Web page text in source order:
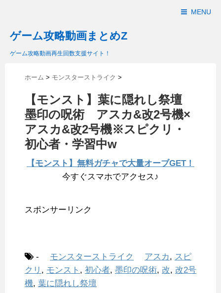
MENU
ゲーム攻略動画まとめZ
ゲーム攻略動画再生回数支援サイト！
ホーム > モンスターストライク >
【モンスト】葉に隠れし祭壇
墨印の呪術 アスカ&改2号機×
アスカ&改2号機※スピクリ・
初心者・学習中w
【モンスト】無料ガチャで大量オーブGET！
今すぐスマホでアクセス♪
スポンサーリンク
- モンスターストライク アスカ, スピ
クリ , モンスト , 初心者, 墨印の呪術, 改, 改2号
機, 葉に隠れし祭壇